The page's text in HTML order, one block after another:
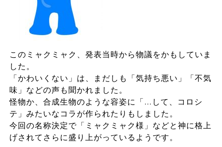
このミャクミャク、発表当時から物議をかもしていま
した。
「かわいくない」は、まだしも「気持ち悪い」「不気
味」などの声も聞かれました。
怪物か、合成生物のような容姿に「…して、コロシ
テ」みたいなコラが作られたりもしました。
今回の名称決定で「ミャクミャク様」などと神に格上
げされてさらに盛り上がっているようです。